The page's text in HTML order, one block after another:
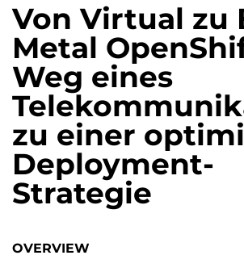
Von Virtual zu
Metal
Weg eines
zu einer
Deployment-
Strategie
OVERVIEW